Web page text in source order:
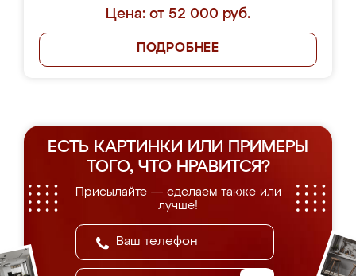
Цена: от 52 000 руб.
ПОДРОБНЕЕ
ЕСТЬ КАРТИНКИ ИЛИ ПРИМЕРЫ
ТОГО, ЧТО НРАВИТСЯ?
Присылайте — сделаем также или
лучше!